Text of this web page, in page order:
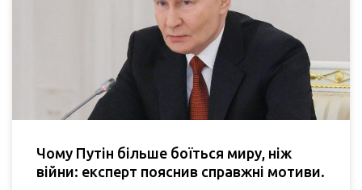
Чому Путін більше боїться миру, ніж
війни: експерт пояснив справжні мотиви.